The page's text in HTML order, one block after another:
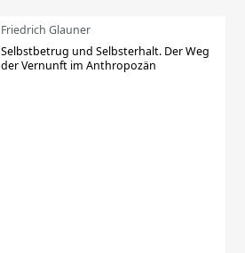
Friedrich Glauner
Selbstbetrug und Selbsterhalt. Der Weg
der Vernunft im Anthropozän